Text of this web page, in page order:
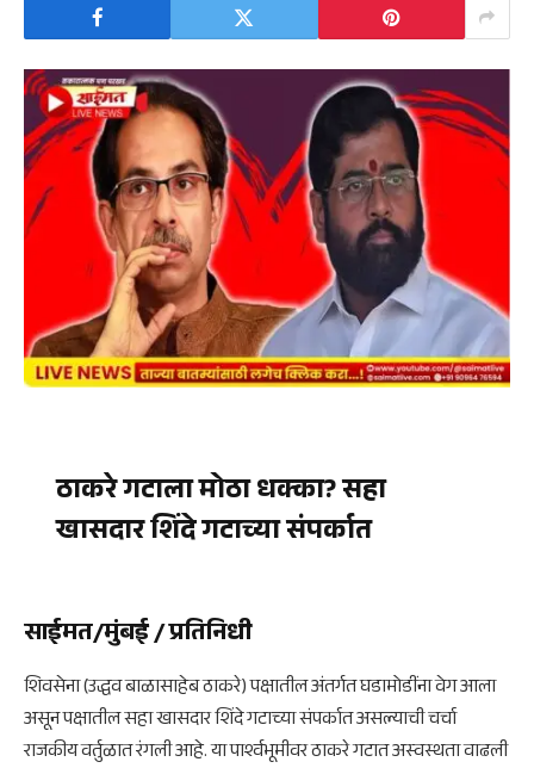
ठाकरे गटाला मोठा धक्का? सहा
खासदार शिंदे गटाच्या संपर्कात
साईमत/मुंबई / प्रतिनिधी
शिवसेना (उद्धव बाळासाहेब ठाकरे) पक्षातील अंतर्गत घडामोडींना वेग आला
असून पक्षातील सहा खासदार शिंदे गटाच्या संपर्कात असल्याची चर्चा
राजकीय वर्तुळात रंगली आहे. या पार्श्वभूमीवर ठाकरे गटात अस्वस्थता वाढली